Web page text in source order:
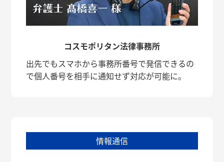
コスモポリタン法律事務所
出先でもスマホから事務所番号で発信できるの
で個人番号を相手に通知せず対応が可能に。
情報通信